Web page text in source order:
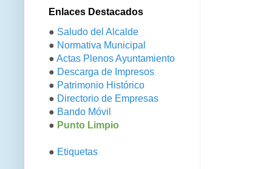
Enlaces Destacados
● Saludo del Alcalde
● Normativa Municipal
● Actas Plenos Ayuntamiento
● Descarga de Impresos
● Patrimonio Histórico
● Directorio de Empresas
● Bando Móvil
● Punto Limpio
● Etiquetas